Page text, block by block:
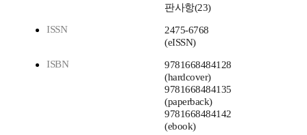
판사항(23)
ISSN
2475-6768
(eISSN)
ISBN
9781668484128
(hardcover)
9781668484135
(paperback)
9781668484142
(ebook)